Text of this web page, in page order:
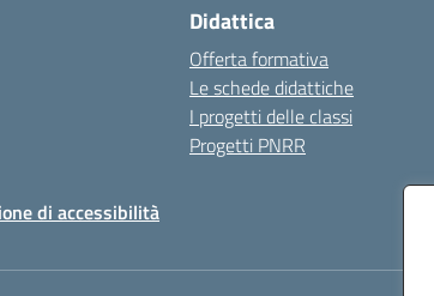
Didattica
Offerta formativa
Le schede didattiche
I progetti delle classi
Progetti PNRR
di accessibilità